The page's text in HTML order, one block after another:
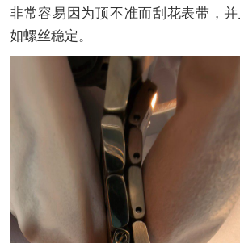
非常容易因为顶不准而刮花表带，
如螺丝稳定。